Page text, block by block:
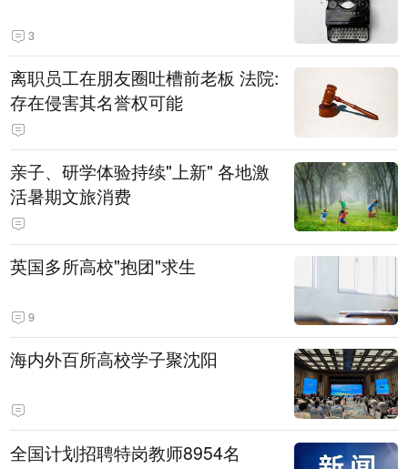
3
离职员工在朋友圈吐槽前老板 法院:
存在侵害其名誉权可能
亲子、研学体验持续"上新" 各地激
活暑期文旅消费
英国多所高校"抱团"求生
9
海内外百所高校学子聚沈阳
全国计划招聘特岗教师8954名